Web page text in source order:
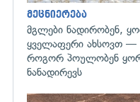
მეცნიერება
მგლები ნადირობენ,
ყველაფერი ახსოვთ —
როგორ პოულობენ
ნანადირევს